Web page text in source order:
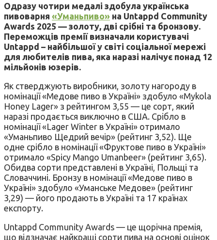
Одразу чотири медалі здобула українська
пивоварня «Уманьпиво» на Untappd Community
Awards 2025 — золоту, дві срібні та бронзову.
Переможців премії визначали користувачі
Untappd – найбільшої у світі соціальної мережі
для любителів пива, яка наразі налічує понад 12
мільйонів юзерів.
Як стверджують виробники, золоту нагороду в
номінації «Медове пиво в Україні» здобуло «Mykola
Honey Lager» з рейтингом 3,55 — це сорт, який
наразі продається виключно в США. Срібло в
номінації «Lager Winter в Україні» отримало
«Уманьпиво Щедрий вечір» (рейтинг 3,52). Ще
одне срібло в номінації «Фруктове пиво в Україні»
отримало «Spicy Mango Umanbeer» (рейтинг 3,65).
Обидва сорти представлені в Україні, Польщі та
Словаччині. Бронзу в номінації «Медове пиво в
Україні» здобуло «Уманське Медове» (рейтинг
3,29) — його продають в Україні та 17 країнах
експорту.
Untappd Community Awards — це щорічна премія,
що відзначає найкращі сорти пива на основі оцінок